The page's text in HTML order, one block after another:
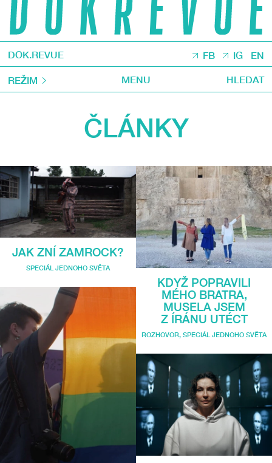
DOK.REVUE FB IG EN
REŽIM MENU HLEDAT
ČLÁNKY
JAK ZNÍ ZAMROCK?
SPECIÁL JEDNOHO SVĚTA
KDYŽ POPRAVILI
MÉHO BRATRA,
MUSELA JSEM
Z ÍRÁNU UTÉCT
ROZHOVOR, SPECIÁL JEDNOHO SVĚTA